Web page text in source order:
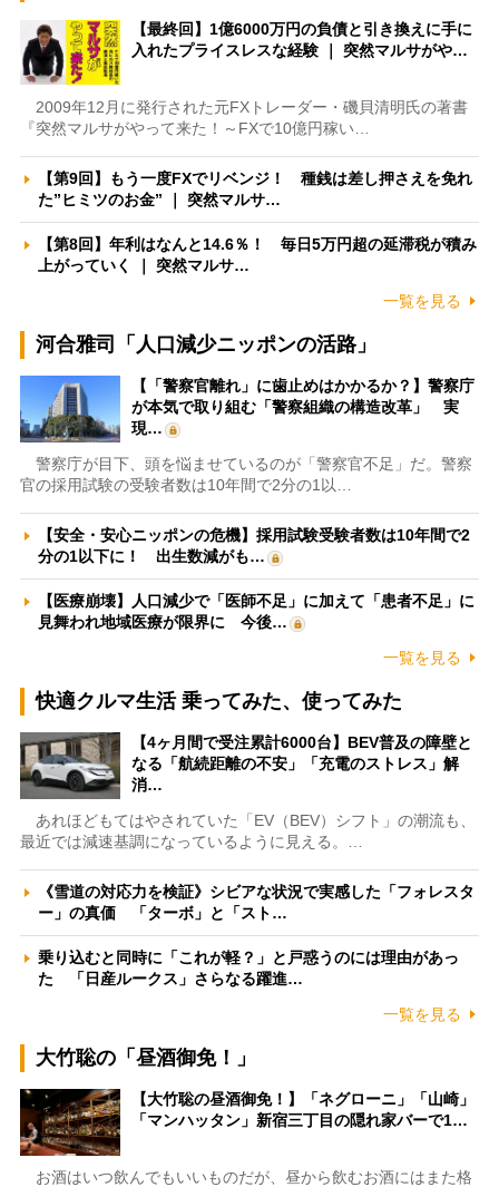
【最終回】1億6000万円の負債と引き換えに手に
入れたプライスレスな経験 ｜ 突然マルサがや…
2009年12月に発行された元FXトレーダー・磯貝清明氏の著書
『突然マルサがやって来た！～FXで10億円稼い…
【第9回】もう一度FXでリベンジ！ 種銭は差し押さえを免れ
た”ヒミツのお金” ｜ 突然マルサ…
【第8回】年利はなんと14.6％！ 毎日5万円超の延滞税が積み
上がっていく ｜ 突然マルサ…
一覧を見る
河合雅司「人口減少ニッポンの活路」
【「警察官離れ」に歯止めはかかるか？】警察庁
が本気で取り組む「警察組織の構造改革」 実
現…
警察庁が目下、頭を悩ませているのが「警察官不足」だ。警察
官の採用試験の受験者数は10年間で2分の1以…
【安全・安心ニッポンの危機】採用試験受験者数は10年間で2
分の1以下に！ 出生数減がも…
【医療崩壊】人口減少で「医師不足」に加えて「患者不足」に
見舞われ地域医療が限界に 今後…
一覧を見る
快適クルマ生活 乗ってみた、使ってみた
【4ヶ月間で受注累計6000台】BEV普及の障壁と
なる「航続距離の不安」「充電のストレス」解
消…
あれほどもてはやされていた「EV（BEV）シフト」の潮流も、
最近では減速基調になっているように見える。…
《雪道の対応力を検証》シビアな状況で実感した「フォレスタ
ー」の真価 「ターボ」と「スト…
乗り込むと同時に「これが軽？」と戸惑うのには理由があっ
た 「日産ルークス」さらなる躍進…
一覧を見る
大竹聡の「昼酒御免！」
【大竹聡の昼酒御免！】「ネグローニ」「山崎」
「マンハッタン」新宿三丁目の隠れ家バーで1…
お酒はいつ飲んでもいいものだが、昼から飲むお酒にはまた格